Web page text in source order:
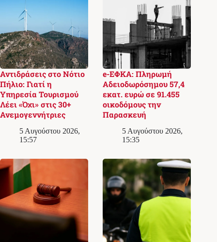
Αντιδράσεις στο Νότιο
Πήλιο: Γιατί η
Υπηρεσία Τουρισμού
Λέει «Όχι» στις 30+
Ανεμογεννήτριες
5 Αυγούστου 2026,
15:57
e-ΕΦΚΑ: Πληρωμή
Αδειοδωρόσημου 57,4
εκατ. ευρώ σε 91.455
οικοδόμους την
Παρασκευή
5 Αυγούστου 2026,
15:35